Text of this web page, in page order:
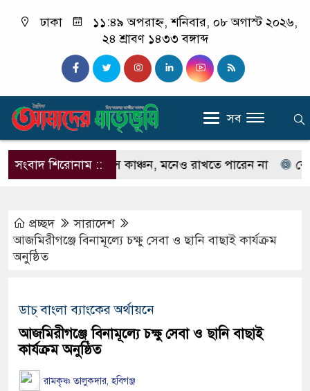
ঢাকা
১১:৪৯ অপরাহ্ন, শনিবার, ০৮ অগাস্ট ২০২৬,
২৪ শ্রাবণ ১৪৩৩ বঙ্গাব্দ
সব
সংবাদ শিরোনাম ::
না ইলিয়াস কাঞ্চন, মনেও রাখতে পারেন না কেউ যদি
প্রচ্ছদ
সারাদেশ
আজমিরীগঞ্জে বিনামূল্যে চক্ষু সেবা ও ছানি বাছাই কার্যক্রম
অনুষ্ঠিত
ডাচ্ বাংলা ব্যাংকের অর্থায়নে
আজমিরীগঞ্জে বিনামূল্যে চক্ষু সেবা ও ছানি বাছাই
কার্যক্রম অনুষ্ঠিত
রামকৃষ্ণ তালুকদার, হবিগঞ্জ